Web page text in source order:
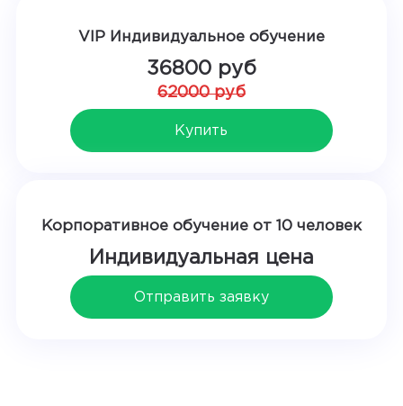
VIP Индивидуальное обучение
36800 руб
62000 руб
Купить
Корпоративное обучение от 10 человек
Индивидуальная цена
Отправить заявку